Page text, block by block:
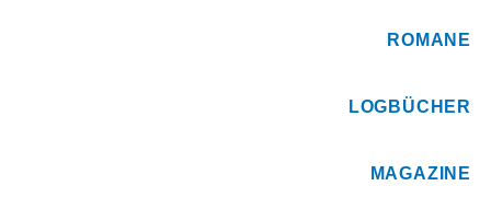
ROMANE
LOGBÜCHER
MAGAZINE